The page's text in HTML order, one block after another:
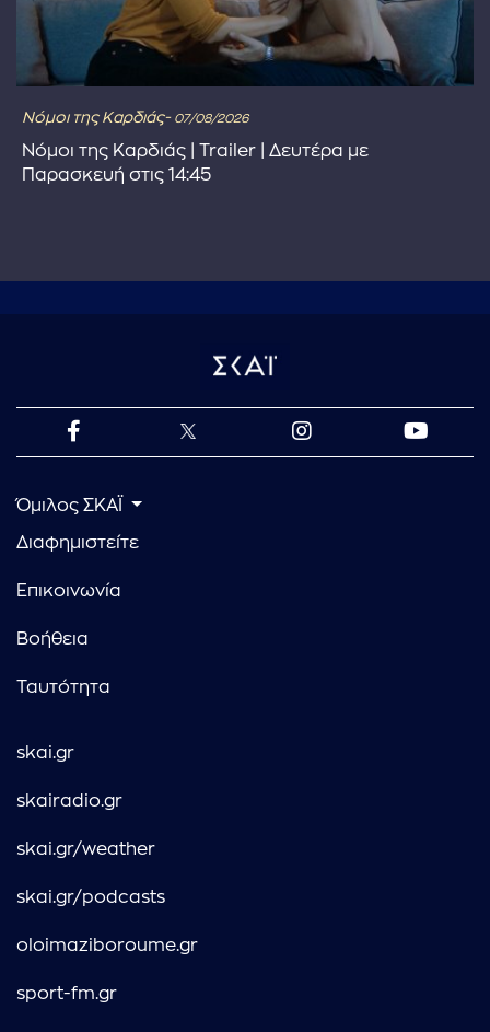
Νόμοι της Καρδιάς- 07/08/2026
Νόμοι της Καρδιάς | Trailer | Δευτέρα με
Παρασκευή στις 14:45
Όμιλος ΣΚΑΪ
Διαφημιστείτε
Επικοινωνία
Βοήθεια
Ταυτότητα
skai.gr
skairadio.gr
skai.gr/weather
skai.gr/podcasts
oloimaziboroume.gr
sport-fm.gr